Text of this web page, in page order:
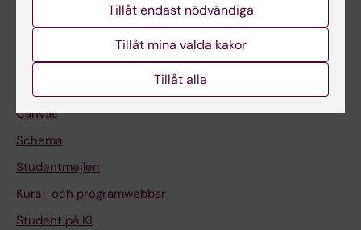
Student
Canvas
Schema
Studentmejlen
Kurs- och programwebbar
Student på KI
Tillåt endast nödvändiga
Tillåt mina valda kakor
Tillåt alla